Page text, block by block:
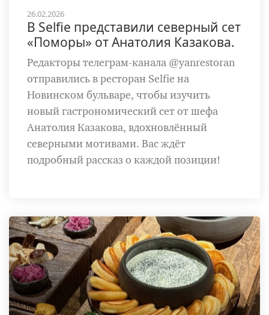
26.02.2026
В Selfie представили северный сет
«Поморы» от Анатолия Казакова.
Редакторы телеграм-канала @yanrestoran
отправились в ресторан Selfie на
Новинском бульваре, чтобы изучить
новый гастрономический сет от шефа
Анатолия Казакова, вдохновлённый
северными мотивами. Вас ждёт
подробный рассказ о каждой позиции!